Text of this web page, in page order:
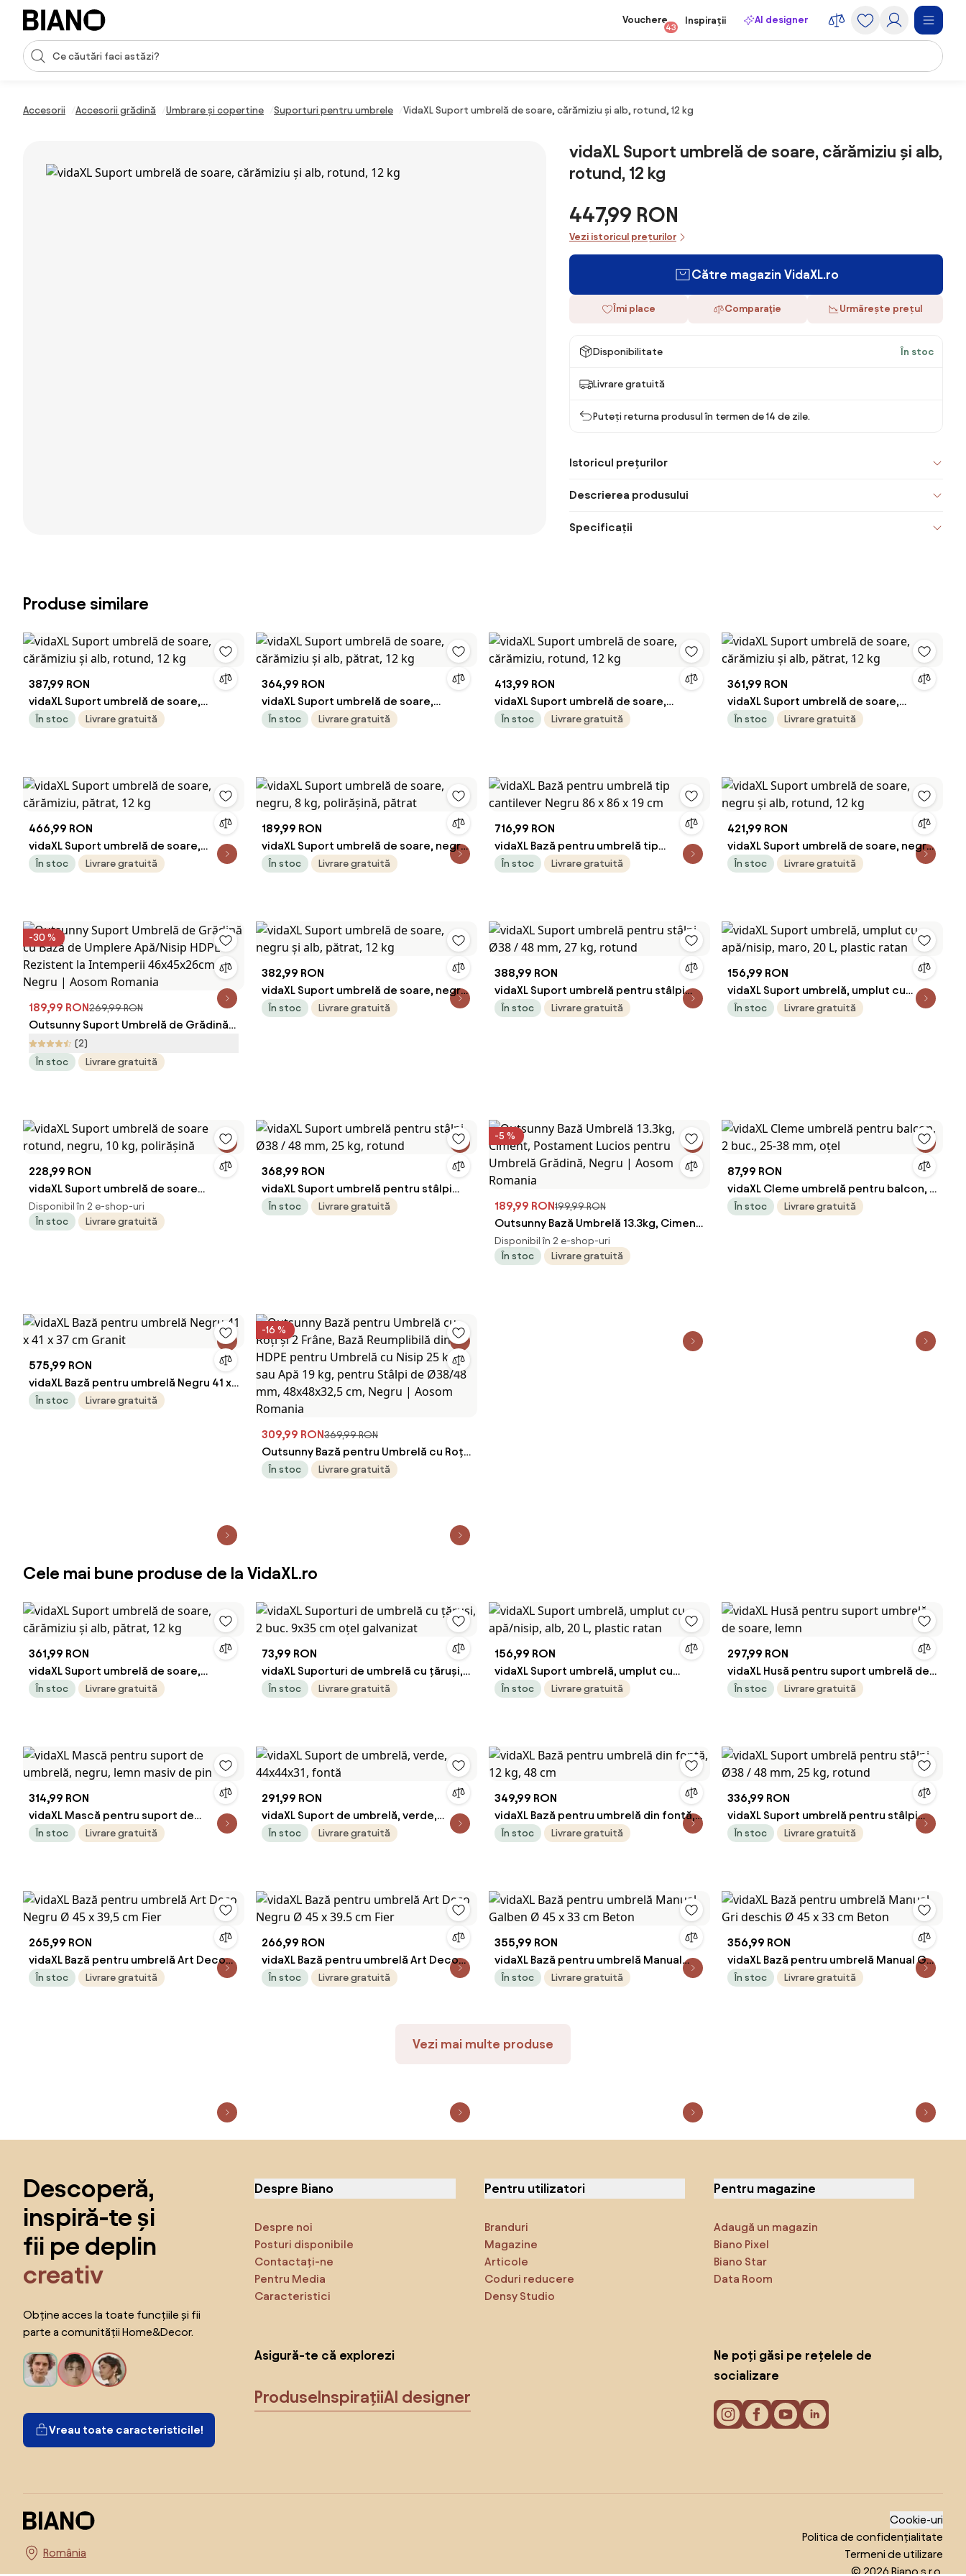
Sari peste navigare, accesează conținutul
Introducerea căutării
Vouchere
43
Inspirații AI designer
Accesorii Accesorii grădină Umbrare și copertine Suporturi pentru umbrele VidaXL Suport umbrelă de soare, cărămiziu și alb, rotund, 12 kg
vidaXL Suport umbrelă de soare, cărămiziu și alb,
rotund, 12 kg
447,99 RON
Vezi istoricul prețurilor
Către magazin VidaXL.ro
Îmi place Comparaţie Urmărește prețul
Disponibilitate În stoc
Livrare gratuită
Puteți returna produsul în termen de 14 de zile.
Istoricul prețurilor
Descrierea produsului
Specificații
Produse similare
387,99 RON
vidaXL Suport umbrelă de soare,
cărămiziu și alb, rotund, 12 kg
În stoc Livrare gratuită
364,99 RON
vidaXL Suport umbrelă de soare,
cărămiziu și alb, pătrat, 12 kg
În stoc Livrare gratuită
413,99 RON
vidaXL Suport umbrelă de soare,
cărămiziu, rotund, 12 kg
În stoc Livrare gratuită
361,99 RON
vidaXL Suport umbrelă de soare,
cărămiziu și alb, pătrat, 12 kg
În stoc Livrare gratuită
466,99 RON
vidaXL Suport umbrelă de soare,
cărămiziu, pătrat, 12 kg
În stoc Livrare gratuită
189,99 RON
vidaXL Suport umbrelă de soare, negru,
8 kg, polirășină, pătrat
În stoc Livrare gratuită
716,99 RON
vidaXL Bază pentru umbrelă tip
cantilever Negru 86 x 86 x 19 cm
În stoc Livrare gratuită
421,99 RON
vidaXL Suport umbrelă de soare, negru
și alb, rotund, 12 kg
În stoc Livrare gratuită
-30 %
189,99 RON269,99 RON
Outsunny Suport Umbrelă de Grădină
cu Bază de Umplere Apă/Nisip HDPE
Rezistent la Intemperii 46x45x26cm
(2)
În stoc
Livrare gratuită
382,99 RON
vidaXL Suport umbrelă de soare, negru
și alb, pătrat, 12 kg
În stoc Livrare gratuită
388,99 RON
vidaXL Suport umbrelă pentru stâlpi
Ø38 / 48 mm, 27 kg, rotund
În stoc Livrare gratuită
156,99 RON
vidaXL Suport umbrelă, umplut cu
apă/nisip, maro, 20 L, plastic ratan
În stoc Livrare gratuită
228,99 RON
vidaXL Suport umbrelă de soare
rotund, negru, 10 kg, polirășină
Disponibil în 2 e-shop-uri
În stoc
Livrare gratuită
368,99 RON
vidaXL Suport umbrelă pentru stâlpi
Ø38 / 48 mm, 25 kg, rotund
În stoc Livrare gratuită
-5 %
189,99 RON199,99 RON
Outsunny Bază Umbrelă 13.3kg, Ciment,
Postament Lucios pentru Umbrelă
Grădină, Negru | Aosom Romania
Disponibil în 2 e-shop-uri
În stoc
Livrare gratuită
87,99 RON
vidaXL Cleme umbrelă pentru balcon, 2
buc., 25-38 mm, oțel
În stoc Livrare gratuită
575,99 RON
vidaXL Bază pentru umbrelă Negru 41 x
41 x 37 cm Granit
În stoc Livrare gratuită
-16 %
309,99 RON369,99 RON
Outsunny Bază pentru Umbrelă cu Roți
și 2 Frâne, Bază Reumplibilă din HDPE
În stoc Livrare gratuită
Cele mai bune produse de la VidaXL.ro
361,99 RON
vidaXL Suport umbrelă de soare,
cărămiziu și alb, pătrat, 12 kg
În stoc Livrare gratuită
73,99 RON
vidaXL Suporturi de umbrelă cu țăruși, 2
buc. 9x35 cm oțel galvanizat
În stoc Livrare gratuită
156,99 RON
vidaXL Suport umbrelă, umplut cu
apă/nisip, alb, 20 L, plastic ratan
În stoc Livrare gratuită
297,99 RON
vidaXL Husă pentru suport umbrelă de
soare, lemn
În stoc Livrare gratuită
314,99 RON
vidaXL Mască pentru suport de
umbrelă, negru, lemn masiv de pin
În stoc Livrare gratuită
291,99 RON
vidaXL Suport de umbrelă, verde,
44x44x31, fontă
În stoc Livrare gratuită
349,99 RON
vidaXL Bază pentru umbrelă din fontă,
12 kg, 48 cm
În stoc Livrare gratuită
336,99 RON
vidaXL Suport umbrelă pentru stâlpi
Ø38 / 48 mm, 25 kg, rotund
În stoc Livrare gratuită
265,99 RON
vidaXL Bază pentru umbrelă Art Deco
Negru Ø 45 x 39,5 cm Fier
În stoc Livrare gratuită
266,99 RON
vidaXL Bază pentru umbrelă Art Deco
Negru Ø 45 x 39.5 cm Fier
În stoc Livrare gratuită
355,99 RON
vidaXL Bază pentru umbrelă Manual
Galben Ø 45 x 33 cm Beton
În stoc Livrare gratuită
356,99 RON
vidaXL Bază pentru umbrelă Manual Gri
deschis Ø 45 x 33 cm Beton
În stoc Livrare gratuită
Vezi mai multe produse
Descoperă,
inspiră-te și
fii pe deplin
creativ
Obține acces la toate funcțiile și fii
parte a comunității Home&Decor.
Vreau toate caracteristicile!
Despre Biano
Despre noi
Posturi disponibile
Contactați-ne
Pentru Media
Caracteristici
Pentru utilizatori
Branduri
Magazine
Articole
Coduri reducere
Densy Studio
Pentru magazine
Adaugă un magazin
Biano Pixel
Biano Star
Data Room
Asigură-te că explorezi
ProduseInspirațiiAI designer
Ne poți găsi pe rețelele de
socializare
Alege țara
Cookie-uri
Politica de confidențialitate
Termeni de utilizare
© 2026 Biano s.r.o.